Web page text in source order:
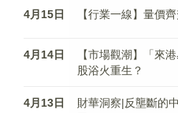
4月15日 【行業一線】量價
4月14日
【市場觀潮】「來
股浴火重生？
4月13日
財華洞察|反壟斷的